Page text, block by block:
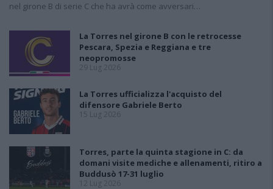
nel girone B di serie C che ha avrà come avversari…
La Torres nel girone B con le retrocesse
Pescara, Spezia e Reggiana e tre
neopromosse
29 Lug 2026
La Torres ufficializza l'acquisto del
difensore Gabriele Berto
15 Lug 2026
Torres, parte la quinta stagione in C: da
domani visite mediche e allenamenti, ritiro a
Buddusò 17-31 luglio
12 Lug 2026